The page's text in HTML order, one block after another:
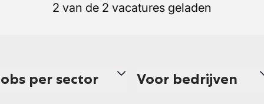
2 van de 2 vacatures geladen
per sector Voor bedrijven